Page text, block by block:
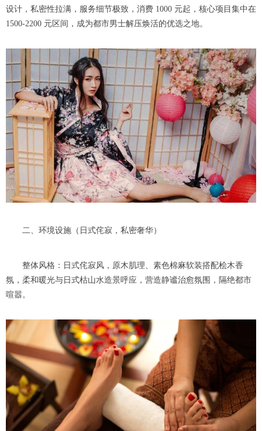
设计，私密性拉满，服务细节极致，消费 1000 元起，核心项目集中在
1500-2200 元区间，成为都市男士解压焕活的优选之地。
二、环境设施（日式侘寂，私密奢华）
整体风格：日式侘寂风，原木肌理、素色棉麻软装搭配桧木香
氛，柔和暖光与日式枯山水造景呼应，营造静谧治愈氛围，隔绝都市
喧嚣。